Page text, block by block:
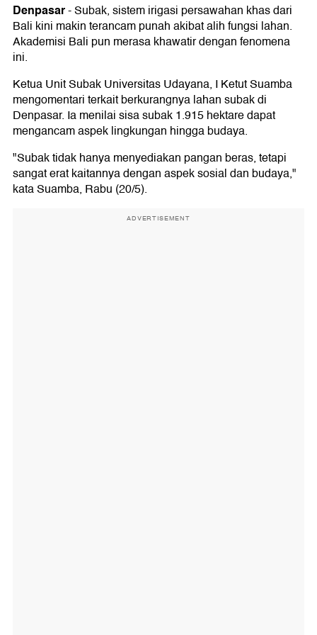
Denpasar-Subak, sistem irigasi persawahan khas dari
Bali kini makin terancam punah akibat alih fungsi lahan.
Akademisi Bali pun merasa khawatir dengan fenomena
ini.
Ketua Unit Subak Universitas Udayana, I Ketut Suamba
mengomentari terkait berkurangnya lahan subak di
Denpasar. Ia menilai sisa subak 1.915 hektare dapat
mengancam aspek lingkungan hingga budaya.
"Subak tidak hanya menyediakan pangan beras, tetapi
sangat erat kaitannya dengan aspek sosial dan budaya,"
kata Suamba, Rabu (20/5).
ADVERTISEMENT